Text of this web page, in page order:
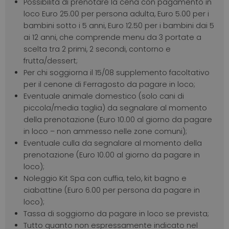
Possibilità di prenotare la cena con pagamento in
loco Euro 25.00 per persona adulta, Euro 5.00 per i
bambini sotto i 5 anni, Euro 12.50 per i bambini dai 5
ai 12 anni, che comprende menu da 3 portate a
scelta tra 2 primi, 2 secondi, contorno e
frutta/dessert;
Per chi soggiorna il 15/08 supplemento facoltativo
per il cenone di Ferragosto da pagare in loco;
Eventuale animale domestico (solo cani di
piccola/media taglia) da segnalare al momento
della prenotazione (Euro 10.00 al giorno da pagare
in loco – non ammesso nelle zone comuni);
Eventuale culla da segnalare al momento della
prenotazione (Euro 10.00 al giorno da pagare in
loco);
Noleggio Kit Spa con cuffia, telo, kit bagno e
ciabattine (Euro 6.00 per persona da pagare in
loco);
Tassa di soggiorno da pagare in loco se prevista;
Tutto quanto non espressamente indicato nel